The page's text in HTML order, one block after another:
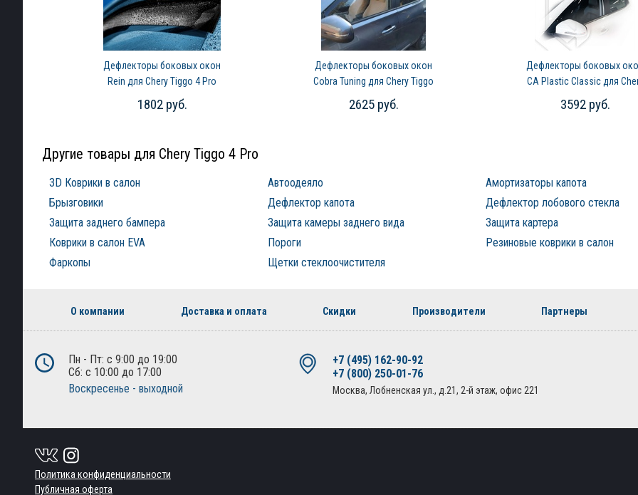
Дефлекторы боковых окон
Rein для Chery Tiggo 4 Pro
(2022-2024)
1802 руб.
Дефлекторы боковых окон
Cobra Tuning для Chery Tiggo
4 Pro (2022-2024)
2625 руб.
Дефлекторы боковых
CA Plastic Classic для
Tiggo 4 Pro (2022-2024)
3592 руб.
Другие товары для Chery Tiggo 4 Pro
3D Коврики в салон Автоодеяло Амортизаторы капота
Брызговики
Дефлектор капота Дефлектор лобового стекла
Защита заднего бампера
Защита камеры заднего вида Защита картера
Коврики в салон EVA
Пороги Резиновые коврики в салон
Фаркопы
Щетки стеклоочистителя
О компании Доставка и оплата Скидки Производители Партнеры
Пн - Пт: с 9:00 до 19:00
Сб: с 10:00 до 17:00
Воскресенье - выходной
+7 (495) 162-90-92
+7 (800) 250-01-76
Москва, Лобненская ул., д.21, 2-й этаж, офис 221
Политика конфиденциальности
Публичная оферта